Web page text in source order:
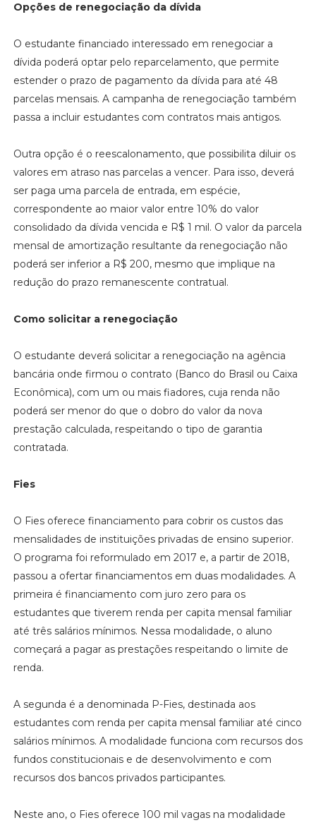
Opções de renegociação da dívida
O estudante financiado interessado em renegociar a
dívida poderá optar pelo reparcelamento, que permite
estender o prazo de pagamento da dívida para até 48
parcelas mensais. A campanha de renegociação também
passa a incluir estudantes com contratos mais antigos.
Outra opção é o reescalonamento, que possibilita diluir os
valores em atraso nas parcelas a vencer. Para isso, deverá
ser paga uma parcela de entrada, em espécie,
correspondente ao maior valor entre 10% do valor
consolidado da dívida vencida e R$ 1 mil. O valor da parcela
mensal de amortização resultante da renegociação não
poderá ser inferior a R$ 200, mesmo que implique na
redução do prazo remanescente contratual.
Como solicitar a renegociação
O estudante deverá solicitar a renegociação na agência
bancária onde firmou o contrato (Banco do Brasil ou Caixa
Econômica), com um ou mais fiadores, cuja renda não
poderá ser menor do que o dobro do valor da nova
prestação calculada, respeitando o tipo de garantia
contratada.
Fies
O Fies oferece financiamento para cobrir os custos das
mensalidades de instituições privadas de ensino superior.
O programa foi reformulado em 2017 e, a partir de 2018,
passou a ofertar financiamentos em duas modalidades. A
primeira é financiamento com juro zero para os
estudantes que tiverem renda per capita mensal familiar
até três salários mínimos. Nessa modalidade, o aluno
começará a pagar as prestações respeitando o limite de
renda.
A segunda é a denominada P-Fies, destinada aos
estudantes com renda per capita mensal familiar até cinco
salários mínimos. A modalidade funciona com recursos dos
fundos constitucionais e de desenvolvimento e com
recursos dos bancos privados participantes.
Neste ano, o Fies oferece 100 mil vagas na modalidade